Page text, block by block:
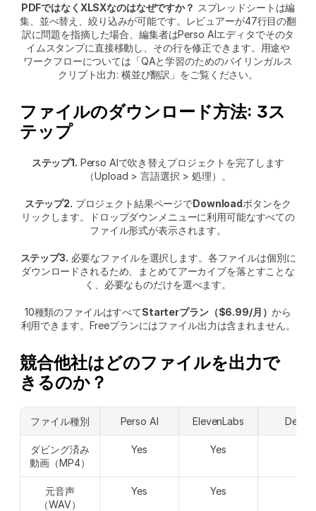
PDFではなくXLSXなのはなぜですか？ スプレッドシートは編
集、並べ替え、絞り込みが可能です。レビュアーが47行目の翻
訳に問題を指摘した場合、編集者はPerso AIエディタでそのタ
イムスタンプに直接移動し、その行を修正できます。用途や
ワークフローについては「QAと学習のためのバイリンガルス
クリプト出力: 横並び翻訳」をご覧ください。
ファイルのダウンロード方法: 3ス
テップ
ステップ1. Perso AIで吹き替えプロジェクトを完了します
（Upload > 言語選択 > 処理）。
ステップ2. プロジェクト結果ページでDownloadボタンをク
リックします。ドロップダウンメニューに利用可能なすべての
ファイル形式が表示されます。
ステップ3. 必要なファイルを選択します。各ファイルは個別に
ダウンロードされるため、まとめてアーカイブを落とすことな
く、必要なものだけを選べます。
10種類のファイルはすべてStarterプラン（$6.99/月）から
利用できます。Freeプランにはファイル出力は含まれません。
競合他社はどのファイルを出力で
きるのか？
ファイル種別 Perso AI ElevenLabs
ダビング済み
動画（MP4）
Yes Yes
元音声
（WAV）
Yes Yes